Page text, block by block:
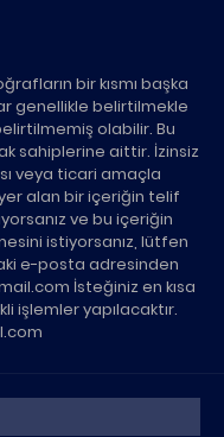
bir kısmı başka
genellikle belirtilmekle
olabilir. Bu
sahiplerine aittir. İzinsiz
veya ticari amaçla
yer alan bir içeriğin telif
ve bu içeriğin
istiyorsanız, lütfen
e-posta adresinden
İsteğiniz en kısa
işlemler yapılacaktır.